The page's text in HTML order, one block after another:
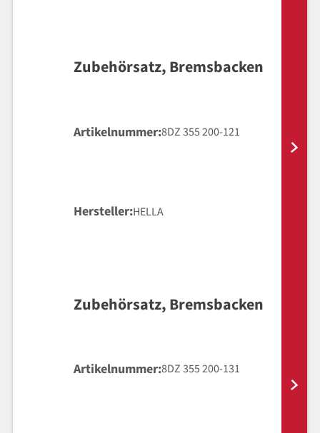
Zubehörsatz, Bremsbacken
Artikelnummer 8DZ 355 200-121
Hersteller HELLA
Zubehörsatz, Bremsbacken
Artikelnummer 8DZ 355 200-131